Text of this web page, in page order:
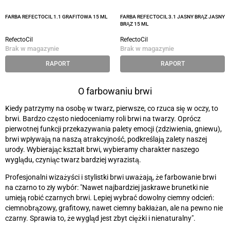
FARBA REFECTOCIL 1.1 GRAFITOWA 15 ML
RefectoCil
Brak w magazynie
RAPORT
FARBA REFECTOCIL 3.1 JASNY BRĄZ JASNY
BRĄZ 15 ML
RefectoCil
Brak w magazynie
RAPORT
O farbowaniu brwi
Kiedy patrzymy na osobę w twarz, pierwsze, co rzuca się w oczy, to
brwi. Bardzo często niedoceniamy roli brwi na twarzy. Oprócz
pierwotnej funkcji przekazywania palety emocji (zdziwienia, gniewu),
brwi wpływają na naszą atrakcyjność, podkreślają zalety naszej
urody. Wybierając kształt brwi, wybieramy charakter naszego
wyglądu, czyniąc twarz bardziej wyrazistą.
Profesjonalni wizażyści i stylistki brwi uważają, że farbowanie brwi
na czarno to zły wybór: "Nawet najbardziej jaskrawe brunetki nie
umieją robić czarnych brwi. Lepiej wybrać dowolny ciemny odcień:
ciemnobrązowy, grafitowy, nawet ciemny bakłażan, ale na pewno nie
czarny. Sprawia to, że wygląd jest zbyt ciężki i nienaturalny".